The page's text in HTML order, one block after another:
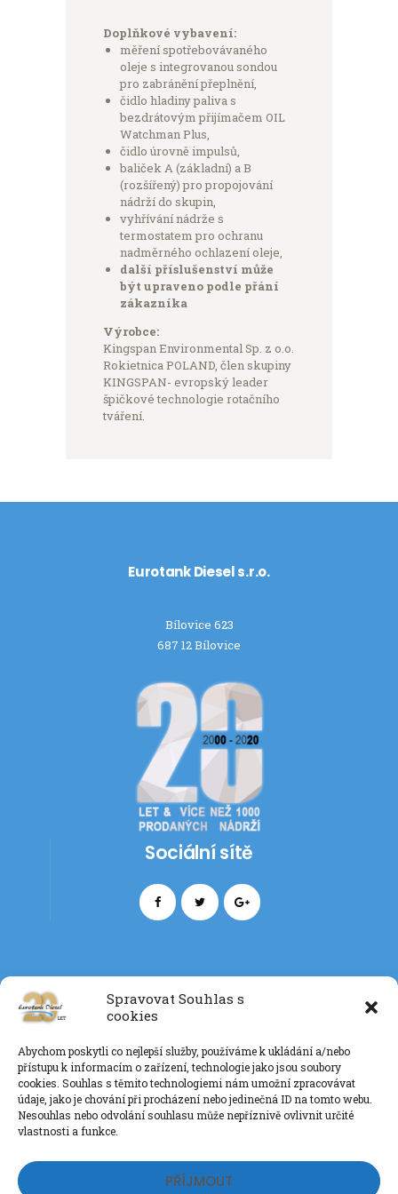
Spravovat Souhlas s
cookies
Abychom poskytli co nejlepší služby, používáme k ukládání a/nebo
přístupu k informacím o zařízení, technologie jako jsou soubory
cookies. Souhlas s těmito technologiemi nám umožní zpracovávat
údaje, jako je chování při procházení nebo jedinečná ID na tomto webu.
Nesouhlas nebo odvolání souhlasu může nepříznivě ovlivnit určité
vlastnosti a funkce.
PŘÍJMOUT
Doplňkové vybavení:
měření spotřebovávaného
oleje s integrovanou sondou
pro zabránění přeplnění,
čidlo hladiny paliva s
bezdrátovým přijímačem OIL
Watchman Plus,
čidlo úrovně impulsů,
baliček A (základní) a B
(rozšířený) pro propojování
nádrží do skupin,
vyhřívání nádrže s
termostatem pro ochranu
nadměrného ochlazení oleje,
další příslušenství může
být upraveno podle přání
zákazníka
Výrobce:
Kingspan Environmental Sp. z o.o.
Rokietnica POLAND, člen skupiny
KINGSPAN- evropský leader
špičkové technologie rotačního
tváření.
Eurotank Diesel s.r.o.
Bílovice 623
687 12 Bílovice
Sociální sítě
+420 777 085 135
info@eurotankdiesel.cz